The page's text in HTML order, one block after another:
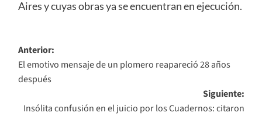
Aires y cuyas obras ya se encuentran en ejecución.
Navegación
de
entradas
Anterior:
El emotivo mensaje de un plomero reapareció 28 años
después
Siguiente:
Insólita confusión en el juicio por los Cuadernos: citaron